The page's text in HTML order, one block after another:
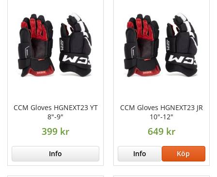
CCM Gloves HGNEXT23 YT
8"-9"
399 kr
Info
CCM Gloves HGNEXT23 JR
10"-12"
649 kr
Info Köp